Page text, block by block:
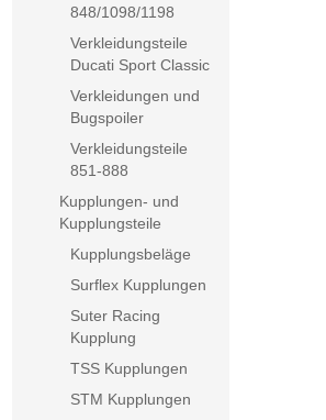
848/1098/1198
Verkleidungsteile
Ducati Sport Classic
Verkleidungen und
Bugspoiler
Verkleidungsteile
851-888
Kupplungen- und
Kupplungsteile
Kupplungsbeläge
Surflex Kupplungen
Suter Racing
Kupplung
TSS Kupplungen
STM Kupplungen